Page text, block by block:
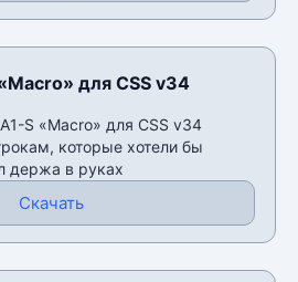
для CSS v34
S «Macro» для CSS v34
которые хотели бы
держа в руках
Скачать